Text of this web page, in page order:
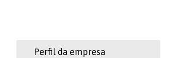
Perfil da empresa